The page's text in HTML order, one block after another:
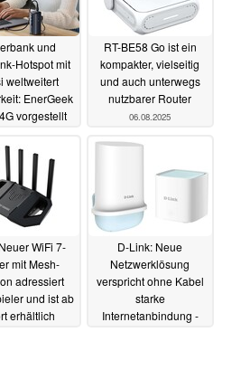
und
Hotspot mit
weltweitert
EnerGeek
vorgestellt
RT-BE58 Go ist ein
kompakter, vielseitig
und auch unterwegs
nutzbarer Router
06.08.2025
WiFi 7-
mit Mesh-
adressiert
und ist ab
erhältlich
D-Link: Neue
Netzwerklösung
verspricht ohne Kabel
starke
Internetanbindung -